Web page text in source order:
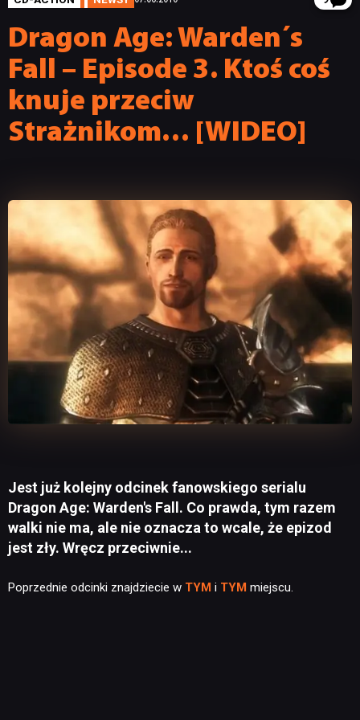
Dragon Age: Warden´s
Fall – Episode 3. Ktoś coś
knuje przeciw
Strażnikom… [WIDEO]
Jest już kolejny odcinek fanowskiego serialu
Dragon Age: Warden's Fall. Co prawda, tym razem
walki nie ma, ale nie oznacza to wcale, że epizod
jest zły. Wręcz przeciwnie...
Poprzednie odcinki znajdziecie w TYM i TYM miejscu.